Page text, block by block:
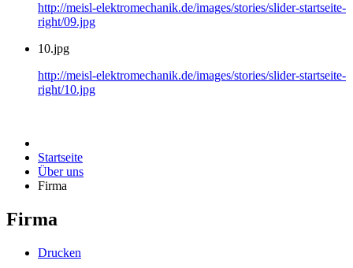
http://meisl-elektromechanik.de/images/stories/slider-startseite-
right/09.jpg
10.jpg
http://meisl-elektromechanik.de/images/stories/slider-startseite-
right/10.jpg
Startseite
Über uns
Firma
Firma
Drucken